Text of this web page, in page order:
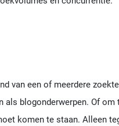
van een of meerdere
als blogonderwerpen. Of
komen te staan. Alleen